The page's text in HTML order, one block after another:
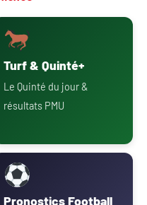
Turf & Quinté+
Le Quinté du jour &
résultats PMU
Pronostics Football